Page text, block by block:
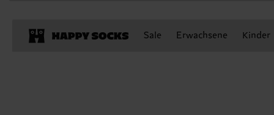
Sale Erwachsene Kinder